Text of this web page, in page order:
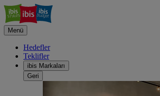
Menü
Hedefler
Teklifler
ibis Markaları
Geri